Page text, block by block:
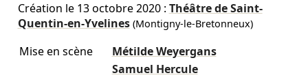
Création le 13 octobre 2020: Théâtre de Saint-
Quentin-en-Yvelines(Montigny-le-Bretonneux)
Mise en scène
Métilde Weyergans
Samuel Hercule